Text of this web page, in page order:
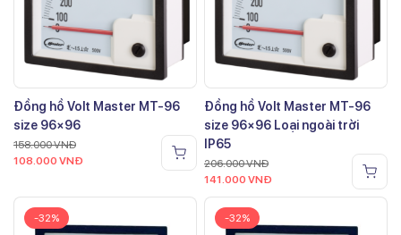
Đồng hồ Volt Master MT-96
size 96×96
158.000VNĐ
108.000 VNĐ
Đồng hồ Volt Master MT-96
size 96×96 Loại ngoài trời
IP65
206.000VNĐ
141.000 VNĐ
-32% -32%